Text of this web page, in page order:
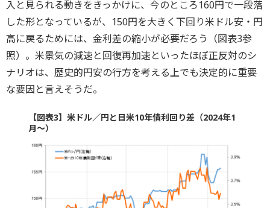
入と見られる動きをきっかけに、今のところ160円で一段落
した形となっているが、150円を大きく下回り米ドル安・円
高に戻るためには、金利差の縮小が必要だろう（図表3参
照）。米景気の減速と回復再加速といったほぼ正反対のシ
ナリオは、歴史的円安の行方を考える上でも決定的に重要
な要因と言えそうだ。
【図表3】米ドル／円と日米10年債利回り差（2024年1
月～）